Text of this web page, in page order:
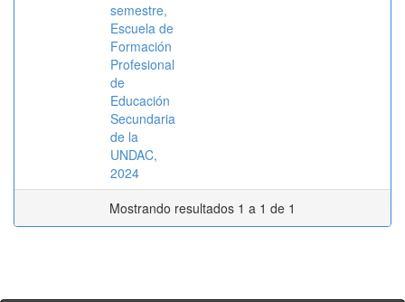
semestre,
Escuela de
Formación
Profesional
de
Educación
Secundaria
de la
UNDAC,
2024
Mostrando resultados 1 a 1 de 1